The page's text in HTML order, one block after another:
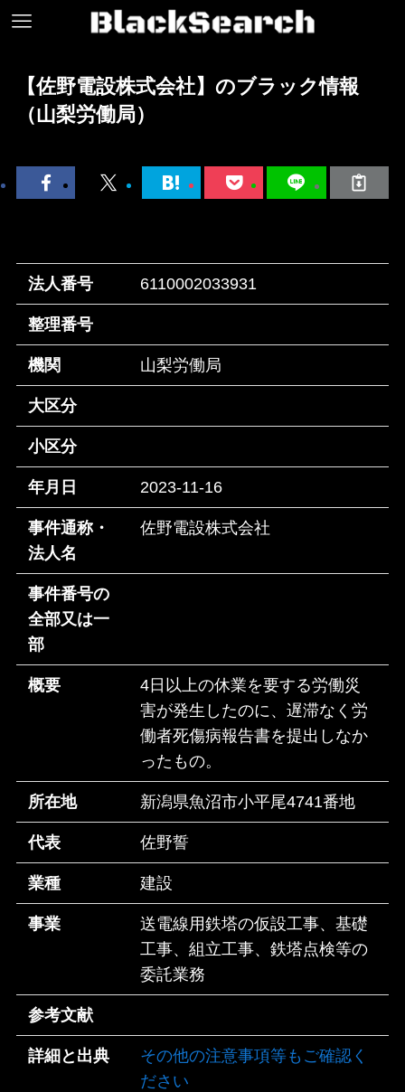
【佐野電設株式会社】のブラック情報
（山梨労働局）
法人番号 6110002033931
整理番号
機関 山梨労働局
大区分
小区分
年月日 2023-11-16
事件通称・
法人名
佐野電設株式会社
事件番号の
全部又は一
部
概要
4日以上の休業を要する労働災
害が発生したのに、遅滞なく労
働者死傷病報告書を提出しなか
ったもの。
所在地 新潟県魚沼市小平尾4741番地
代表 佐野誓
業種 建設
事業
送電線用鉄塔の仮設工事、基礎
工事、組立工事、鉄塔点検等の
委託業務
参考文献
詳細と出典
その他の注意事項等もご確認く
ださい